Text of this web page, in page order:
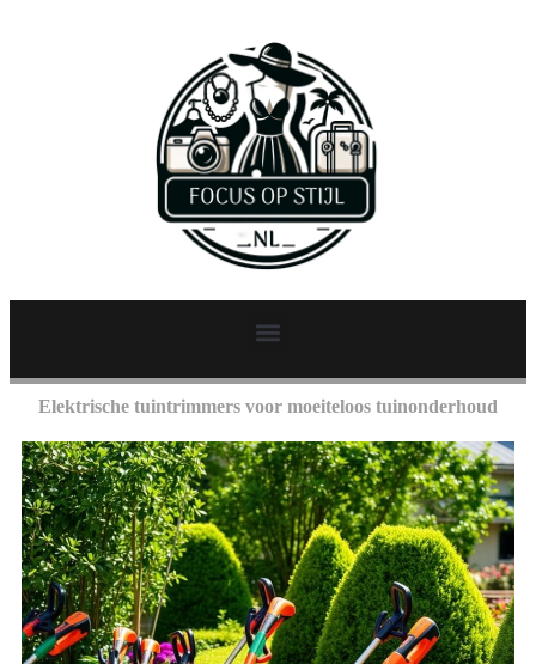
Elektrische tuintrimmers voor moeiteloos tuinonderhoud